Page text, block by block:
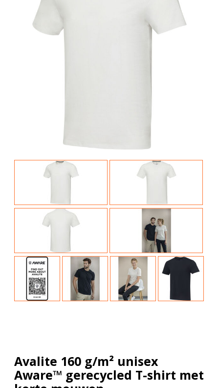
Avalite 160 g/m² unisex
Aware™ gerecycled T-shirt met